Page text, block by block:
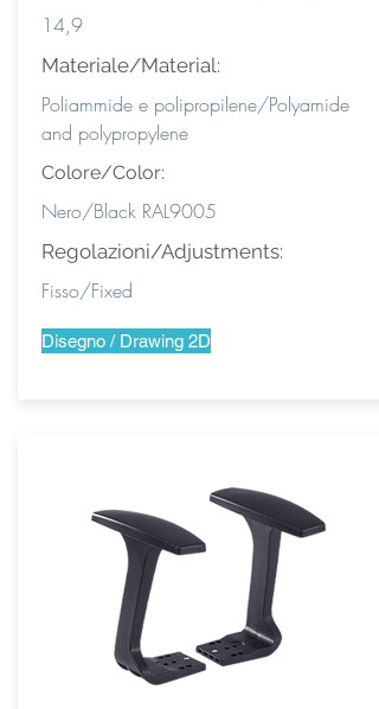
14,9
Materiale/Material:
Poliammide e polipropilene/Polyamide
and polypropylene
Colore/Color:
Nero/Black RAL9005
Regolazioni/Adjustments:
Fisso/Fixed
Disegno / Drawing 2D